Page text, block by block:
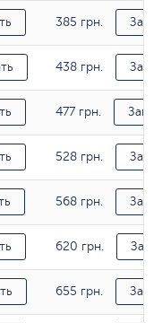
385 грн.
438 грн.
477 грн.
528 грн.
568 грн.
620 грн.
655 грн.